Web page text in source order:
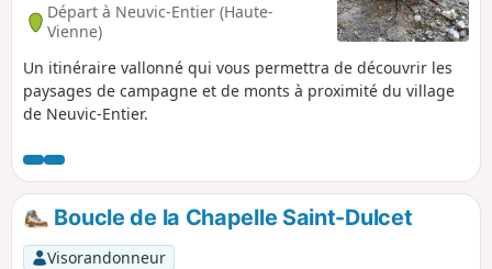
Départ à Neuvic-Entier (Haute-
Vienne)
Un itinéraire vallonné qui vous permettra de découvrir les
paysages de campagne et de monts à proximité du village
de Neuvic-Entier.
Boucle de la Chapelle Saint-Dulcet
Visorandonneur